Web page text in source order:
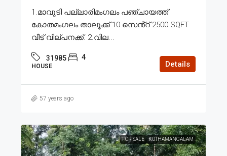
1.മാവുടി പല്ലാരിമംഗലം പഞ്ചായത്ത്
കോതമംഗലം താലൂക്ക് 10 സെൻ്റ് 2500 SQFT
വീട് വില്പനക്ക്. 2.വില...
31985 4
HOUSE Details
57 years ago
FOR SALE KOTHAMANGALAM